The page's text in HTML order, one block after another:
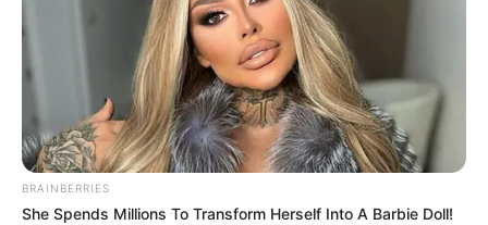
C’est la fin pour Arthur : Karim l’a retrouvé mort
BRAINBERRIES
She Spends Millions To Transform Herself Into A Barbie Doll!